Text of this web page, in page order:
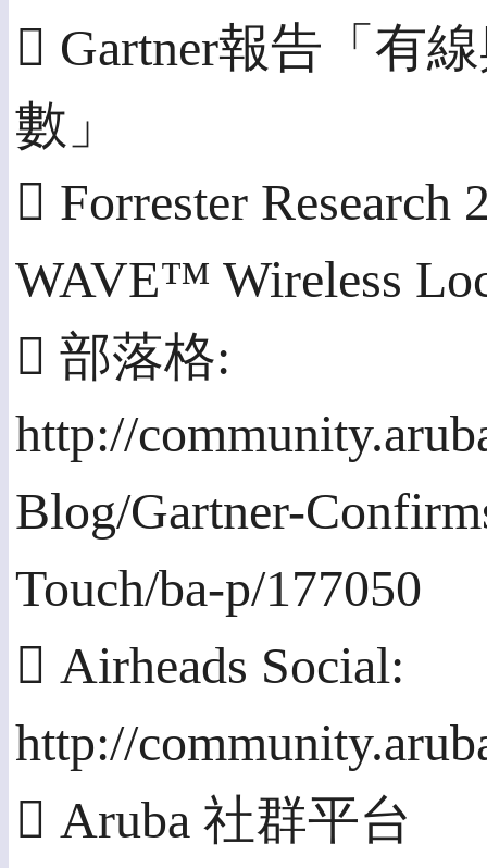
 Gartner報告「有
數」
 Forrester Research
WAVE™ Wireless
 部落格:
http://
Blog/Gartner-
Touch/ba-p/177050
 Airheads Social:
http://
 Aruba 社群平台